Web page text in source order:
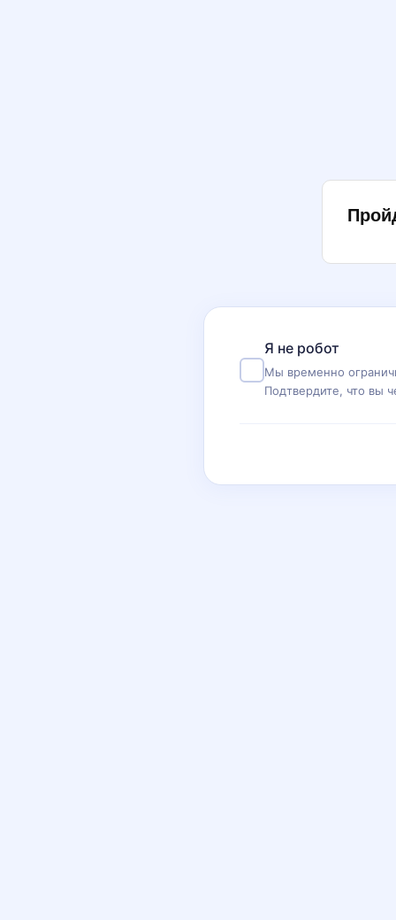
Я не робот
Мы временно
Подтвердите, что вы